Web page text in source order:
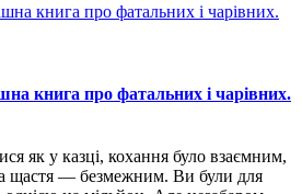
книга про фатальних і чарівних.
як у казці, кохання було взаємним,
— безмежним. Ви були для